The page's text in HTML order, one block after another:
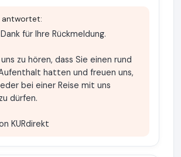
antwortet:
für Ihre Rückmeldung.
zu hören, dass Sie einen rund
hatten und freuen uns,
bei einer Reise mit uns
dürfen.
KURdirekt